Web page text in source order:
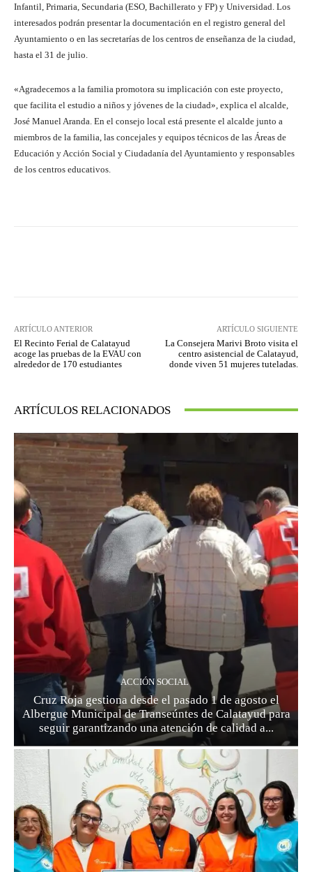
Infantil, Primaria, Secundaria (ESO, Bachillerato y FP) y Universidad. Los
interesados podrán presentar la documentación en el registro general del
Ayuntamiento o en las secretarías de los centros de enseñanza de la ciudad,
hasta el 31 de julio.
«Agradecemos a la familia promotora su implicación con este proyecto,
que facilita el estudio a niños y jóvenes de la ciudad», explica el alcalde,
José Manuel Aranda. En el consejo local está presente el alcalde junto a
miembros de la familia, las concejales y equipos técnicos de las Áreas de
Educación y Acción Social y Ciudadanía del Ayuntamiento y responsables
de los centros educativos.
ARTÍCULO ANTERIOR
El Recinto Ferial de Calatayud
acoge las pruebas de la EVAU con
alrededor de 170 estudiantes
ARTÍCULO SIGUIENTE
La Consejera Marivi Broto visita el
centro asistencial de Calatayud,
donde viven 51 mujeres tuteladas.
ARTÍCULOS RELACIONADOS
ACCIÓN SOCIAL
Cruz Roja gestiona desde el pasado 1 de agosto el
Albergue Municipal de Transeúntes de Calatayud para
seguir garantizando una atención de calidad a...